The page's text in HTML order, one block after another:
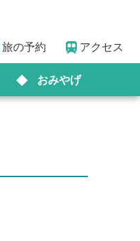
旅の予約 アクセス
おみやげ